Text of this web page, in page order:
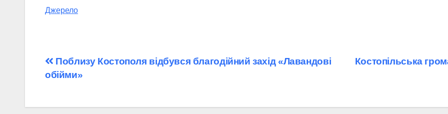
Джерело
Навігація
Костопільська
Поблизу Костополя відбувся благодійний захід «Лавандові
обійми»